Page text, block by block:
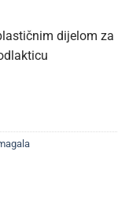
dijelom za